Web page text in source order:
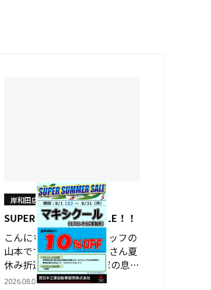
SUPER SUMMER SALE！！
岸和田店
こんにちはショップスタッフの
山本です✨ 世の中のお母さん夏
休み折返しですね♡ 我家の息子
はというと・・・ 毎日元気に遊
2026.08.01